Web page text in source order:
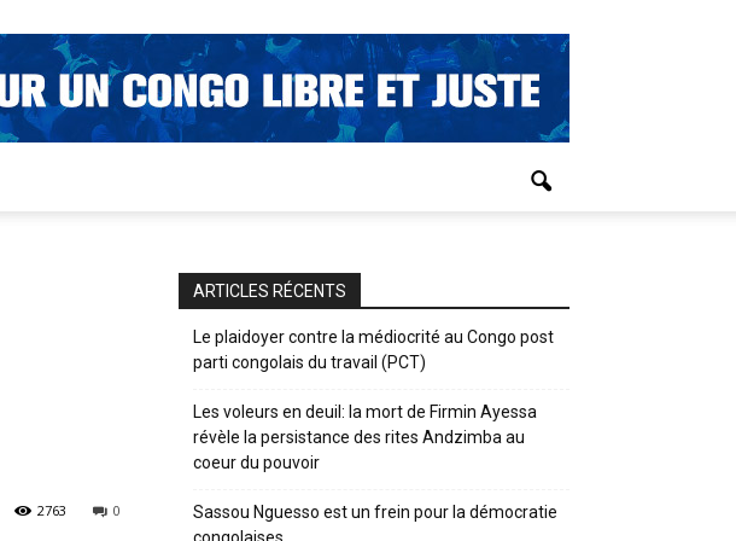
0
2763
ARTICLES RÉCENTS
Le plaidoyer contre la médiocrité au Congo post
parti congolais du travail (PCT)
Les voleurs en deuil: la mort de Firmin Ayessa
révèle la persistance des rites Andzimba au
coeur du pouvoir
Sassou Nguesso est un frein pour la démocratie